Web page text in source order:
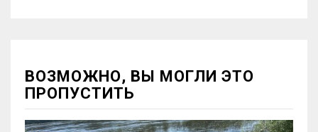
ВОЗМОЖНО, ВЫ МОГЛИ ЭТО
ПРОПУСТИТЬ